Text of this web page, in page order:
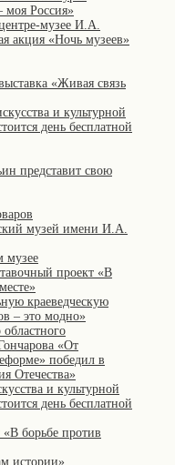
моя Россия»
музее И.А.
акция «Ночь музеев»
«Живая связь
и культурной
день бесплатной
представит свою
музей имени И.А.
музее
проект «В
краеведческую
– это модно»
«От
победил в
Отечества»
и культурной
день бесплатной
борьбе против
истории»